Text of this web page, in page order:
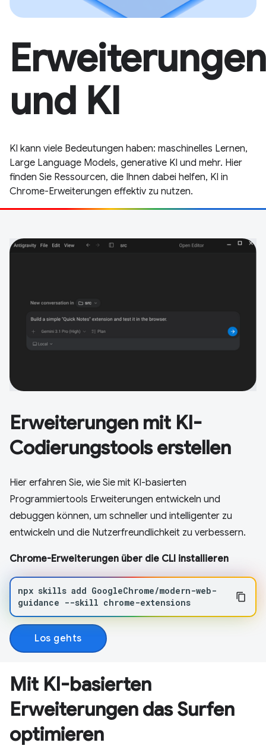
Erweiterungen
und KI
KI kann viele Bedeutungen haben: maschinelles Lernen,
Large Language Models, generative KI und mehr. Hier
finden Sie Ressourcen, die Ihnen dabei helfen, KI in
Chrome-Erweiterungen effektiv zu nutzen.
Erweiterungen mit KI-
Codierungstools erstellen
Hier erfahren Sie, wie Sie mit KI-basierten
Programmiertools Erweiterungen entwickeln und
debuggen können, um schneller und intelligenter zu
entwickeln und die Nutzerfreundlichkeit zu verbessern.
Chrome-Erweiterungen über die CLI installieren
npx skills add GoogleChrome/modern-web-
guidance --skill chrome-extensions
Los gehts
Mit KI-basierten
Erweiterungen das Surfen
optimieren